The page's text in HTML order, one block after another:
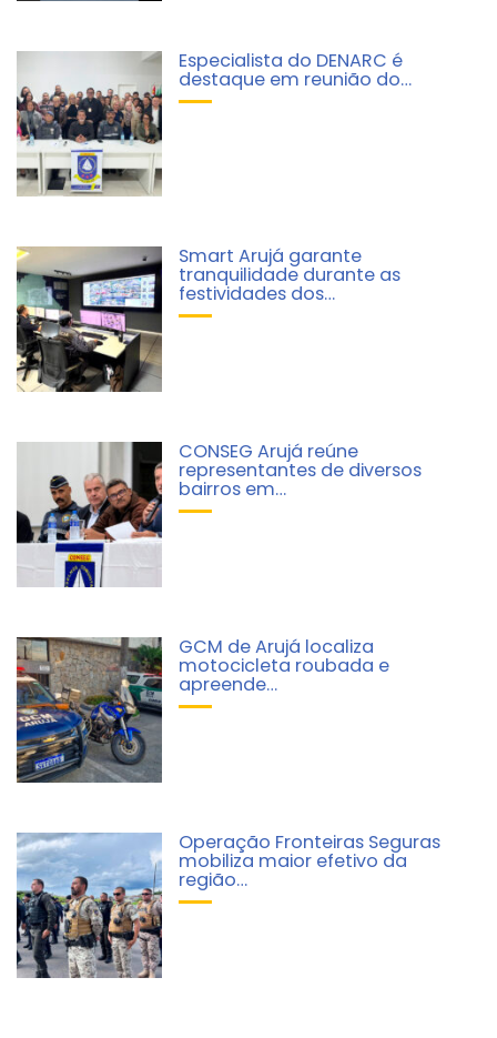
Especialista do DENARC é
destaque em reunião do…
Smart Arujá garante
tranquilidade durante as
festividades dos…
CONSEG Arujá reúne
representantes de diversos
bairros em…
GCM de Arujá localiza
motocicleta roubada e
apreende…
Operação Fronteiras Seguras
mobiliza maior efetivo da
região…